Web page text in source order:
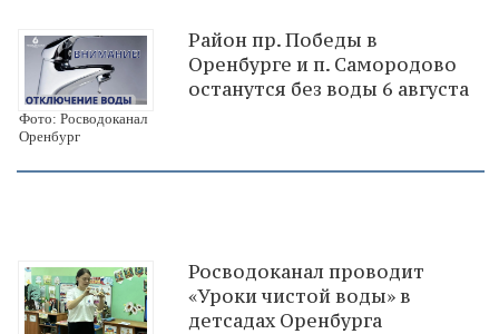
Фото: Росводоканал
Оренбург
Район пр. Победы в
Оренбурге и п. Самородово
останутся без воды 6 августа
Росводоканал проводит
«Уроки чистой воды» в
детсадах Оренбурга